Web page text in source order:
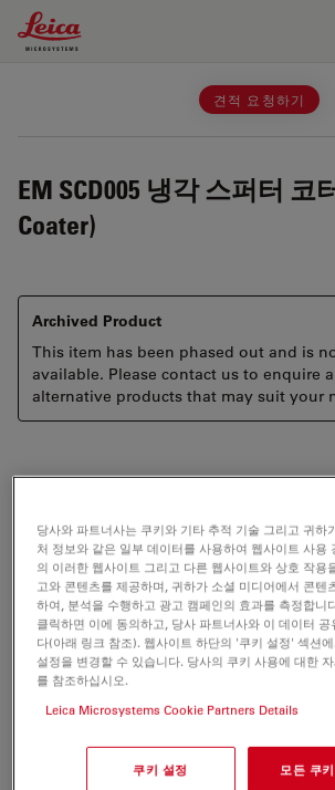
Leica Microsystems Logo
견적 요청하기
EM SCD005 냉각 스퍼터 코
Coater)
Archived Product
This item has been phased out and is
available. Please contact us to enquire
alternative products that may suit your
Brochure or flyer Certificates
EM SCD005
BROCHURE OR FLYER
EM SCD005 en Brochure
당사와 파트너사는 쿠키와 기타 추적 기술 그리고 귀하
처 정보와 같은 일부 데이터를 사용하여 웹사이트 사용
의 이러한 웹사이트 그리고 다른 웹사이트와 상호 작용
고와 콘텐츠를 제공하며, 귀하가 소셜 미디어에서 콘텐
하여, 분석을 수행하고 광고 캠페인의 효과를 측정합니
클릭하면 이에 동의하고, 당사 파트너사와 이 데이터
다(아래 링크 참조). 웹사이트 하단의 '쿠키 설정' 섹션
설정을 변경할 수 있습니다. 당사의 쿠키 사용에 대한
를 참조하십시오.
Leica Microsystems Cookie Partners Details
쿠키 설정 모든 쿠